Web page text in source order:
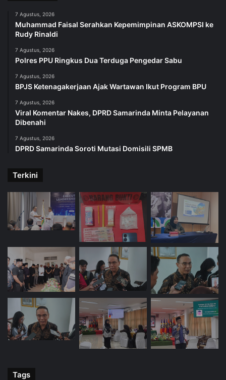
7 Agustus, 2026
Muhammad Faisal Serahkan Kepemimpinan ASKOMPSI ke
Rudy Rinaldi
7 Agustus, 2026
Polres PPU Ringkus Dua Terduga Pengedar Sabu
7 Agustus, 2026
BPJS Ketenagakerjaan Ajak Wartawan Ikut Program BPU
7 Agustus, 2026
Viral Komentar Nakes, DPRD Samarinda Minta Pelayanan
Dibenahi
7 Agustus, 2026
DPRD Samarinda Soroti Mutasi Domisili SPMB
Terkini
Tags